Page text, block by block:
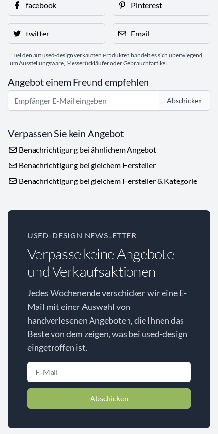
facebook Pinterest
twitter Email
* Bei den auf used-design verkauften Produkten handelt es sich überwiegend
um Ausstellungsware, Messerückläufer oder Gebrauchtartikel.
Angebot einem Freund empfehlen
Abschicken
Verpassen Sie kein Angebot
Benachrichtigung bei ähnlichem Angebot
Benachrichtigung bei gleichem Hersteller
Benachrichtigung bei gleichem Hersteller & Kategorie
USED-DESIGN NEWSLETTER
Verpasse keine Angebote
und Verkaufsaktionen
Jedes Wochenende verschicken wir eine E-
Mail mit einer Auswahl von
handverlesenen Angeboten, die Ihnen das
Beste von dem zeigen, was bei used-design
eingetroffen ist.
Abschicken